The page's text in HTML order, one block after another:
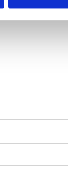
i ostale